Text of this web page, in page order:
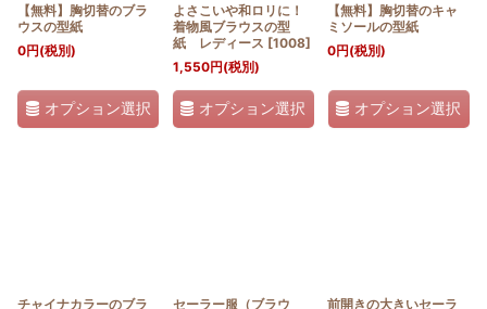
【無料】胸切替のブラ
ウスの型紙
0円(税別)
オプション選択
よさこいや和ロリに！
着物風ブラウスの型
紙 レディース [1008]
1,550円(税別)
オプション選択
【無料】胸切替のキャ
ミソールの型紙
0円(税別)
オプション選択
チャイナカラーのブラ
セーラー服（ブラウ
前開きの大きいセーラ